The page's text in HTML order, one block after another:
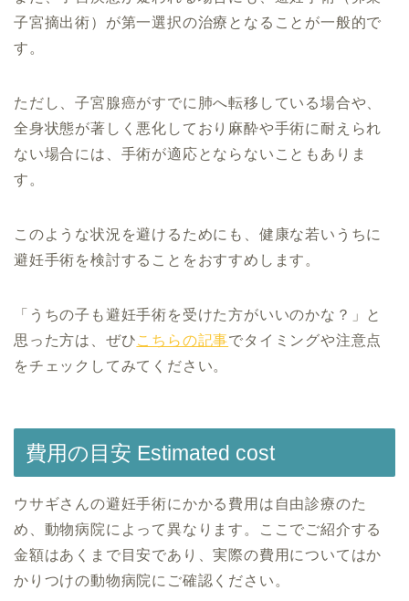
子宮摘出術）が第一選択の治療となることが一般的で
す。
ただし、子宮腺癌がすでに肺へ転移している場合や、
全身状態が著しく悪化しており麻酔や手術に耐えられ
ない場合には、手術が適応とならないこともありま
す。
このような状況を避けるためにも、健康な若いうちに
避妊手術を検討することをおすすめします。
「うちの子も避妊手術を受けた方がいいのかな？」と
思った方は、ぜひこちらの記事でタイミングや注意点
をチェックしてみてください。
費用の目安 Estimated cost
ウサギさんの避妊手術にかかる費用は自由診療のた
め、動物病院によって異なります。ここでご紹介する
金額はあくまで目安であり、実際の費用についてはか
かりつけの動物病院にご確認ください。